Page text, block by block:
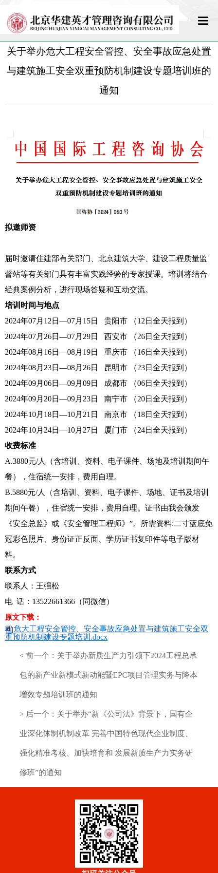
网站首页
关于我们
教育培训
标准规范
在线留言
关于举办危大工程安全管控、安全事故应急处置
与建筑施工安全双重预防机制建设专题培训班的
通知
拟邀师资
届时邀请住建部有关部门、北京建筑大学、建设工程质量监
督站等有关部门具有丰富实践经验的专家授课。培训将结合
经典案例分析，进行现场答疑和互动交流。
培训时间与地点
2024年07月12日—07月15日 贵阳市 （12日全天报到）
2024年07月26日—07月29日 西安市 （26日全天报到）
2024年08月16日—08月19日 重庆市 （16日全天报到）
2024年08月23日—08月26日 昆明市 （23日全天报到）
2024年09月06日—09月09日 成都市 （06日全天报到）
2024年09月20日—09月23日 南宁市 （20日全天报到）
2024年10月18日—10月21日 南京市 （18日全天报到）
2024年10月24日—10月27日 厦门市 （24日全天报到）
收费标准
A.3880元/人（含培训、资料、电子课件、场地及培训期间午
餐），住宿统一安排，费用自理。
B.5880元/人（含培训、资料、电子课件、场地、证书及培训
期间午餐），住宿统一安排，费用自理。证书由我会颁发
《安全总监》或《安全管理工程师》”。所需资料:二寸蓝底免
冠彩色照片、身份证正反面、学历证书复印件等电子版材
料。
联系方式
联系人：王强松
电 话：13522661366（同微信）
原文下载：
危大工程安全管控、安全事故应急处置与建筑施工安全双
重预防机制建设专题培训.docx
< 前一个： 关于举办新质生产力引领下2024工程总承
包的新产业新模式新动能暨EPC项目管理实务与降本
增效专题培训班的通知
> 后一个： 关于举办“新《公司法》背景下，国有企
业深化体制机制改革 完善中国特色现代企业制度、
强化精准考核、加快培育和 发展新质生产力实务研
修班”的通知